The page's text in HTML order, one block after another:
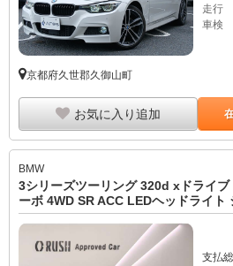
走行
車検
京都府久世郡久御山町
お気に入り追加
BMW
3シリーズツーリング 320d xドライ
ーボ 4WD SR ACC LEDヘッドライト
支払